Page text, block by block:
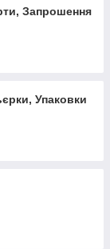
Запрошення
Упаковки